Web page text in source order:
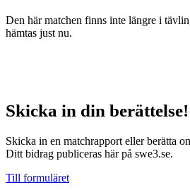
Den här matchen finns inte längre i
hämtas just nu.
Skicka in din berättelse!
Skicka in en matchrapport eller berätta
Ditt bidrag publiceras här på swe3.se.
Till formuläret